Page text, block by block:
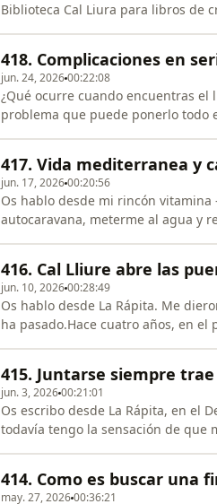
Biblioteca Cal Liura para libros de
voluntarios, alg
418. Complicaciones en
jun. 24, 202600:22:08
¿Qué ocurre cuando encuentras
problema que puede ponerlo todo
España y muchos día
417. Vida mediterranea y
jun. 17, 202600:20:56
Os hablo desde mi rincón
autocaravana, meterme al agua y
cuatro minutos a pie d
416. Cal Lliure abre las
jun. 10, 202600:28:49
Os hablo desde La Rápita. Me
ha pasado.Hace cuatro años, en
buenos y m
415. Juntarse siempre
jun. 3, 202600:21:01
Os escribo desde La Rápita, en el
todavía tengo la sensación de que
plancha y una somb
414. Como es buscar una
may. 27, 202600:36:21